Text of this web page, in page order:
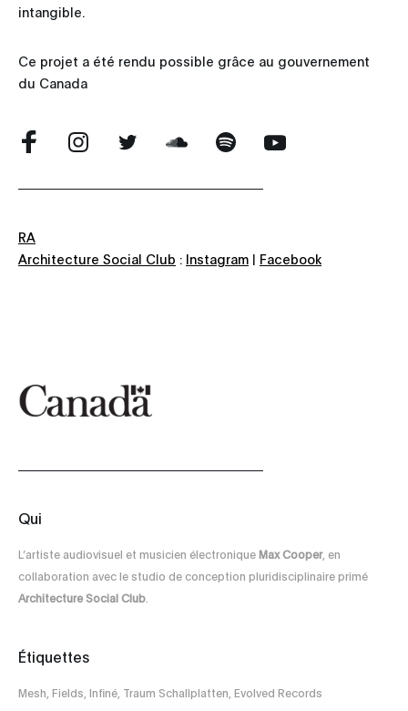
intangible.
Ce projet a été rendu possible grâce au gouvernement
du Canada
RA
Architecture Social Club : Instagram | Facebook
Qui
L’artiste audiovisuel et musicien électronique Max Cooper, en
collaboration avec le studio de conception pluridisciplinaire primé
Architecture Social Club
Étiquettes
Mesh, Fields, Infiné, Traum Schallplatten, Evolved Records